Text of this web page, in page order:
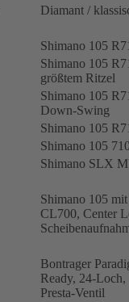
Diamant /
Shimano 105
Shimano 105
größtem Ritzel
Shimano 105
Down-Swing
Shimano 105
Shimano 105
Shimano SLX
Shimano 105
CL700, Center
Bontrager
Ready, 24-
Presta-Ventil